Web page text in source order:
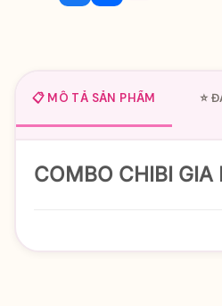
📋 MÔ TẢ SẢN PHẨM ⭐
COMBO CHIBI GIA